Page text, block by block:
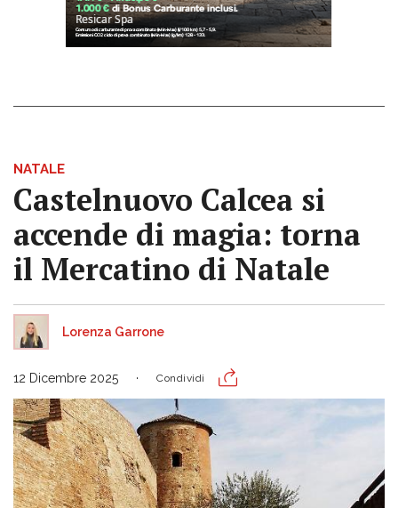
NATALE
Castelnuovo Calcea si
accende di magia: torna
il Mercatino di Natale
Lorenza Garrone
12 Dicembre 2025 Condividi